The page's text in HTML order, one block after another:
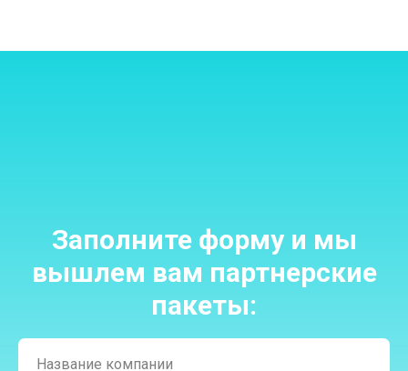
Заполните форму и мы
вышлем вам партнерские
пакеты: